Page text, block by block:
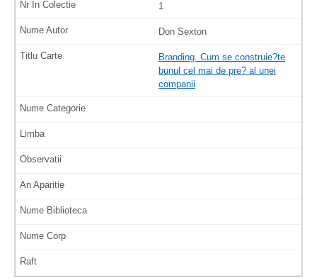
1
Don Sexton
Branding. Cum se construie?te
bunul cel mai de pre? al unei
companii